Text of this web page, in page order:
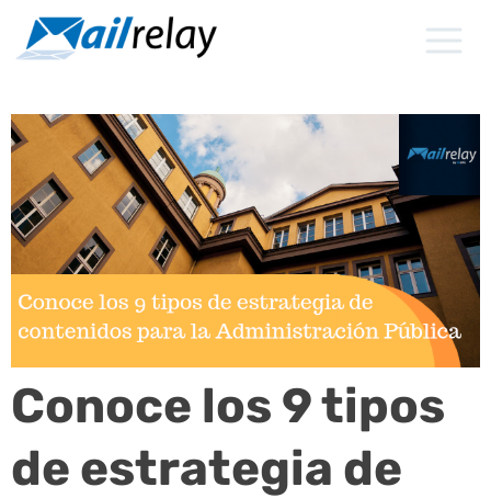
contenido
Conoce los 9 tipos
de estrategia de